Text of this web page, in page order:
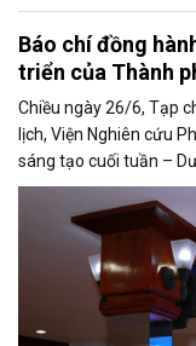
Báo chí đồng
triển của Thành
Chiều ngày 26/6, Tạp
lịch, Viện Nghiên cứu
sáng tạo cuối tuần –
cáo năng lực phát triển
trọng giới thiệu phát
Hội Nhà báo Việt Nam